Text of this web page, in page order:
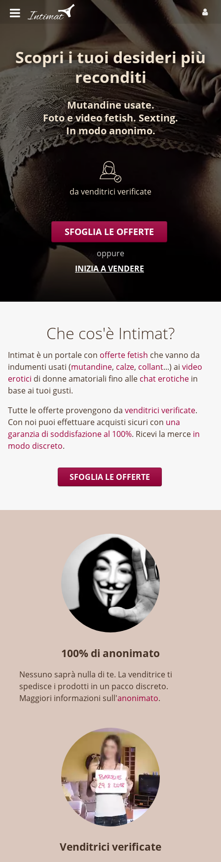
Scopri i tuoi desideri più
reconditi
Mutandine usate.
Fotoevideo fetish. Sexting.
In modo anonimo.
da venditrici verificate
SFOGLIA LE OFFERTE
oppure
INIZIA A VENDERE
Che cos'è Intimat?
Intimat è un portale con offerte fetish che vanno da
indumenti usati (mutandine, calze, collant...) ai video
erotici di donne amatoriali fino alle chat erotiche in
base ai tuoi gusti.
Tutte le offerte provengono da venditrici verificate.
Con noi puoi effettuare acquisti sicuri con una
garanzia di soddisfazione al 100%. Ricevi la merce in
modo discreto.
SFOGLIA LE OFFERTE
100% di anonimato
Nessuno saprà nulla di te. La venditrice ti
spedisce i prodotti in un pacco discreto.
Maggiori informazioni sull'anonimato.
Venditrici verificate